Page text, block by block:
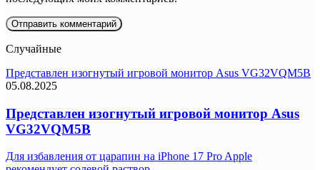
Случайные
Представлен изогнутый игровой монитор Asus VG32VQM5B
05.08.2025
Представлен изогнутый игровой монитор Asus
VG32VQM5B
Для избавления от царапин на iPhone 17 Pro Apple